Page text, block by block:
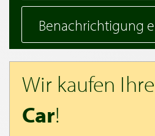
Benachrichtigung
Wir kaufen
Car!